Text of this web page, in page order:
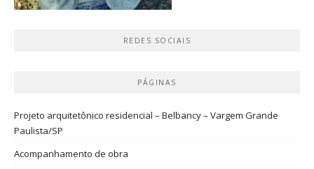
REDES SOCIAIS
PÁGINAS
Projeto arquitetônico residencial – Belbancy – Vargem Grande
Paulista/SP
Acompanhamento de obra